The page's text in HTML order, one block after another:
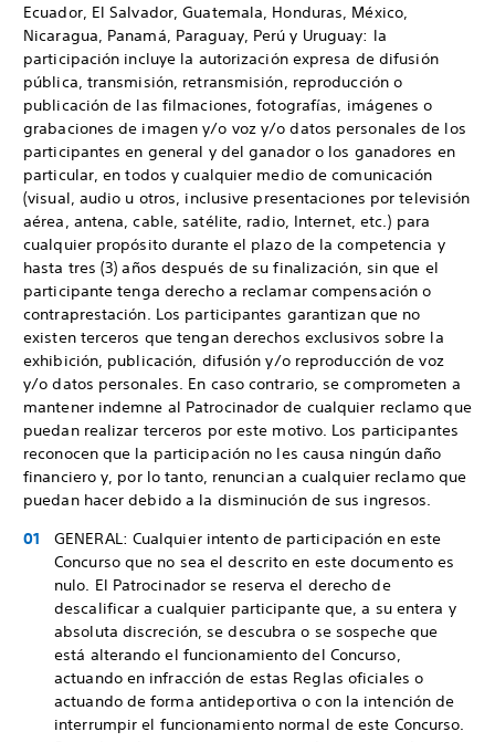
Ecuador, El Salvador, Guatemala, Honduras, México,
Nicaragua, Panamá, Paraguay, Perú y Uruguay: la
participación incluye la autorización expresa de difusión
pública, transmisión, retransmisión, reproducción o
publicación de las filmaciones, fotografías, imágenes o
grabaciones de imagen y/o voz y/o datos personales de los
participantes en general y del ganador o los ganadores en
particular, en todos y cualquier medio de comunicación
(visual, audio u otros, inclusive presentaciones por televisión
aérea, antena, cable, satélite, radio, Internet, etc.) para
cualquier propósito durante el plazo de la competencia y
hasta tres (3) años después de su finalización, sin que el
participante tenga derecho a reclamar compensación o
contraprestación. Los participantes garantizan que no
existen terceros que tengan derechos exclusivos sobre la
exhibición, publicación, difusión y/o reproducción de voz
y/o datos personales. En caso contrario, se comprometen a
mantener indemne al Patrocinador de cualquier reclamo que
puedan realizar terceros por este motivo. Los participantes
reconocen que la participación no les causa ningún daño
financiero y, por lo tanto, renuncian a cualquier reclamo que
puedan hacer debido a la disminución de sus ingresos.
GENERAL: Cualquier intento de participación en este
Concurso que no sea el descrito en este documento es
nulo. El Patrocinador se reserva el derecho de
descalificar a cualquier participante que, a su entera y
absoluta discreción, se descubra o se sospeche que
está alterando el funcionamiento del Concurso,
actuando en infracción de estas Reglas oficiales o
actuando de forma antideportiva o con la intención de
interrumpir el funcionamiento normal de este Concurso.